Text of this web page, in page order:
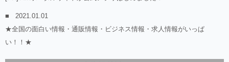
2021.01.01
★全国の面白い情報・通販情報・ビジネス情報・求人情報がいっぱ
い！！★